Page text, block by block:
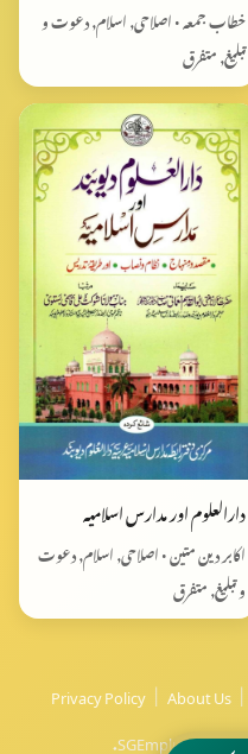
خطاب جمعہ • اصلاحی, اسلام, دعوت و
تبلیغ, متفرق
دارالعلوم اور مدارس اسلامیہ
اکابر دین متین • اصلاحی, اسلام, دعوت
و تبلیغ, متفرق
Privacy Policy | About Us |